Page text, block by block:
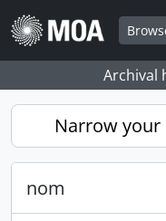
Skip to main content
Archival
Narrow your
nom